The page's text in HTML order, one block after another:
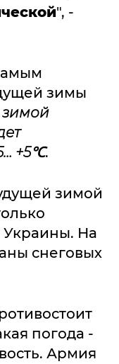
", -
зимы
+5℃.
зимой
Украины. На
снеговых
погода -
Армия